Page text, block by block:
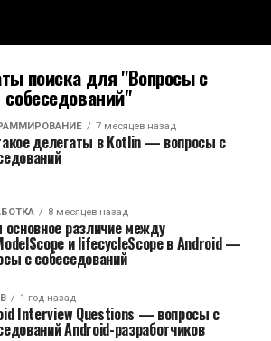
поиска для "Вопросы с
собеседований"
7 месяцев назад
делегаты в Kotlin — вопросы с
8 месяцев назад
основное различие между
и lifecycleScope в Android —
с собеседований
1 год назад
Interview Questions — вопросы с
Android-разработчиков